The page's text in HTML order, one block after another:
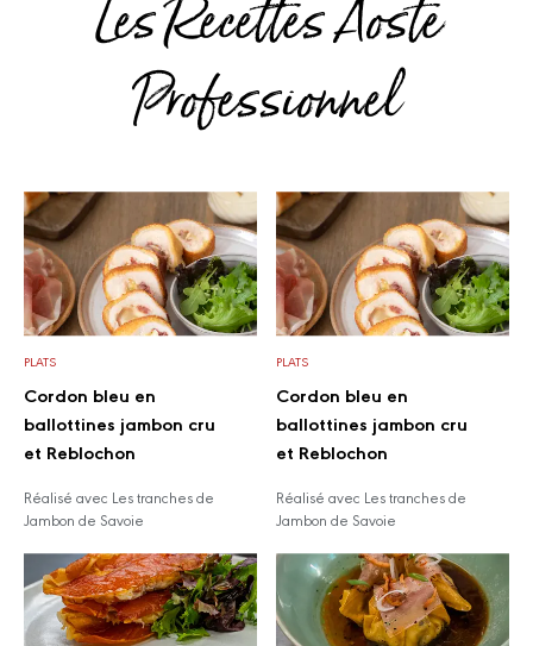
Les Recettes Aoste
Professionnel
PLATS
Cordon bleu en
ballottines jambon cru
et Reblochon
Réalisé avec Les tranches de
Jambon de Savoie
PLATS
Cordon bleu en
ballottines jambon cru
et Reblochon
Réalisé avec Les tranches de
Jambon de Savoie